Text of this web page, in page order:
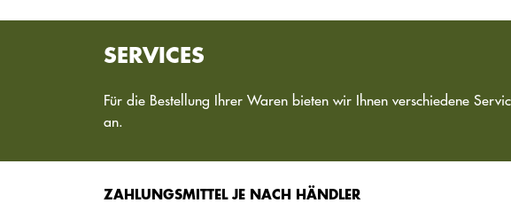
SERVICES
Für die Bestellung Ihrer Waren bieten wir Ihnen verschiedene
an.
ZAHLUNGSMITTEL JE NACH HÄNDLER